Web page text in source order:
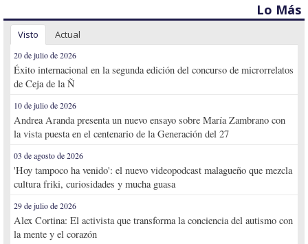
Lo Más
Visto Actual
20 de julio de 2026
Éxito internacional en la segunda edición del concurso de microrrelatos
de Ceja de la Ñ
10 de julio de 2026
Andrea Aranda presenta un nuevo ensayo sobre María Zambrano con
la vista puesta en el centenario de la Generación del 27
03 de agosto de 2026
'Hoy tampoco ha venido': el nuevo videopodcast malagueño que mezcla
cultura friki, curiosidades y mucha guasa
29 de julio de 2026
Alex Cortina: El activista que transforma la conciencia del autismo con
la mente y el corazón